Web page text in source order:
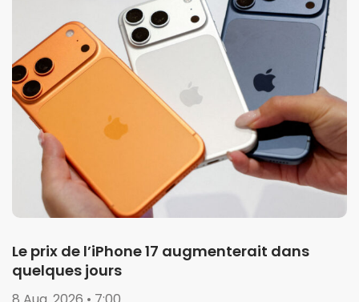
Le prix de l’iPhone 17 augmenterait dans
quelques jours